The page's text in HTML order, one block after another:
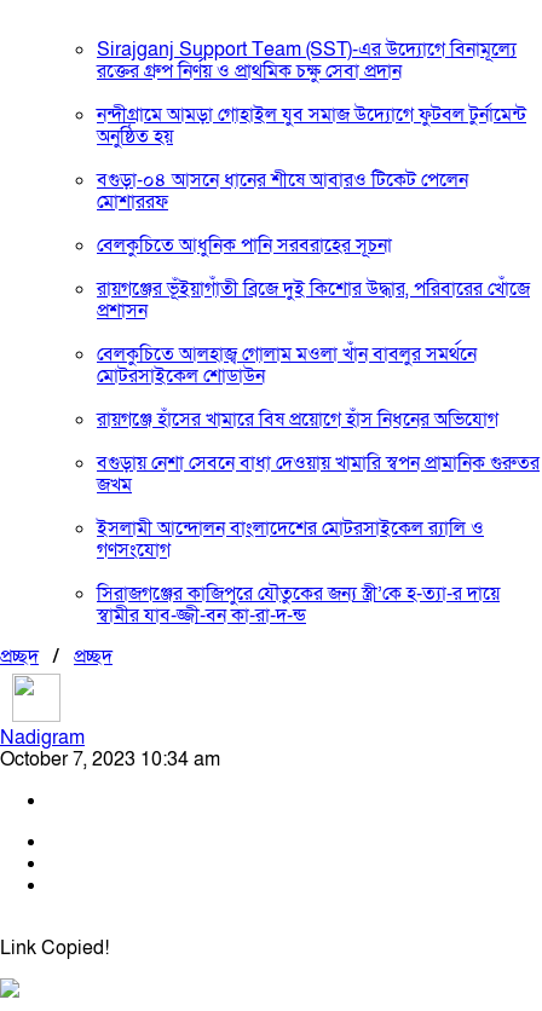
Sirajganj Support Team (SST)-এর উদ্যোগে বিনামূল্যে
রক্তের গ্রুপ নির্ণয় ও প্রাথমিক চক্ষু সেবা প্রদান
নন্দীগ্রামে আমড়া গোহাইল যুব সমাজ উদ্যোগে ফুটবল টুর্নামেন্ট
অনুষ্ঠিত হয়
বগুড়া-০৪ আসনে ধানের শীষে আবারও টিকেট পেলেন
মোশাররফ
বেলকুচিতে আধুনিক পানি সরবরাহের সূচনা
রায়গঞ্জের ভূঁইয়াগাঁতী ব্রিজে দুই কিশোর উদ্ধার, পরিবারের খোঁজে
প্রশাসন
বেলকুচিতে আলহাজ্ব গোলাম মওলা খাঁন বাবলুর সমর্থনে
মোটরসাইকেল শোডাউন
রায়গঞ্জে হাঁসের খামারে বিষ প্রয়োগে হাঁস নিধনের অভিযোগ
বগুড়ায় নেশা সেবনে বাধা দেওয়ায় খামারি স্বপন প্রামানিক গুরুতর
জখম
ইসলামী আন্দোলন বাংলাদেশের মোটরসাইকেল র‍্যালি ও
গণসংযোগ
সিরাজগঞ্জের কাজিপুরে যৌতুকের জন্য স্ত্রী’কে হ-ত্যা-র দায়ে
স্বামীর যাব-জ্জী-বন কা-রা-দ-ন্ড
প্রচ্ছদ/ প্রচ্ছদ
Nadigram
October 7, 2023 10:34 am
Link Copied!